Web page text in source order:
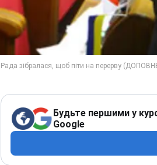
Будьте першими у
Google